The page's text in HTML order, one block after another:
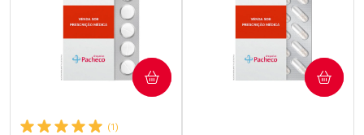
(1)
COMPRAR COMPRAR